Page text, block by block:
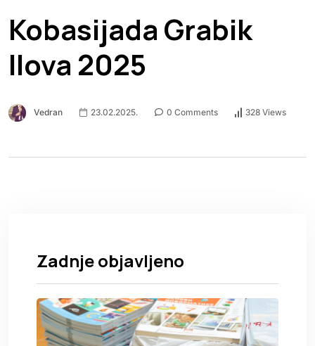
Kobasijada Grabik
Ilova 2025
Vedran 23.02.2025. 0 Comments 328 Views
Zadnje objavljeno